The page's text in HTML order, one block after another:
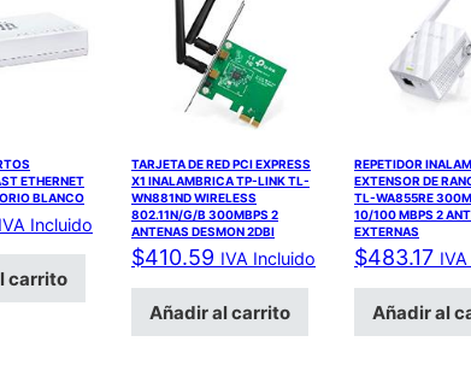
ETHERNET
BLANCO
IVA Incluido
carrito
TARJETA DE RED PCI EXPRESS
X1 INALAMBRICA TP-LINK TL-
WN881ND WIRELESS
802.11N/G/B 300MBPS 2
ANTENAS DESMON 2DBI
$410.59 IVA Incluido
Añadir al carrito
REPETIDOR
EXTENSOR DE
TL-WA855RE
10/100 MBPS 2
EXTERNAS
$483.17
Añadir al